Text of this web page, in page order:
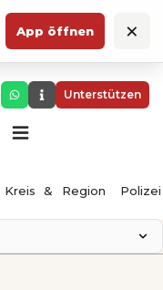
App öffnen ×
Unterstützen
Kreis & Region Polizei